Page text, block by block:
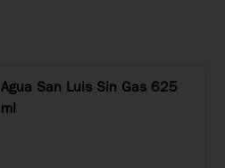
Agua San Luis Sin Gas 625
ml